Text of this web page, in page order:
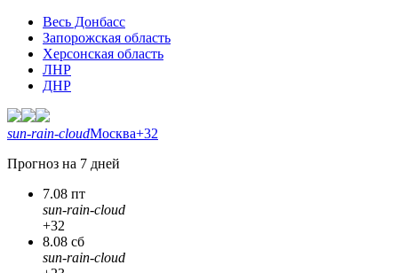
Весь Донбасс
Запорожская область
Херсонская область
ЛНР
ДНР
sun-rain-cloudМосква+32
Прогноз на 7 дней
7.08 пт
sun-rain-cloud
+32
8.08 сб
sun-rain-cloud